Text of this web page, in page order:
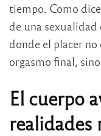
tiempo. Como
de una
donde el placer no
orgasmo final,
El cuerpo
realidades